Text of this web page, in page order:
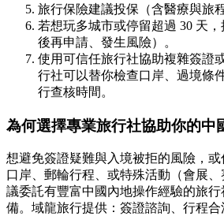
旅行保險建議投保（含醫療與旅
若想玩多城市或停留超過 30 天
後再申請、發生風險）。
使用可信任旅行社協助複雜簽證
行社可以替你檢查口岸、過境條
行查核時間。
為何選擇專業旅行社協助你的中
想避免簽證疑難與入境被拒的風險，
口岸、郵輪行程、或特殊活動（會展
議委託有豐富中國內地操作經驗的旅
備。域龍旅行提供：簽證諮詢、行程